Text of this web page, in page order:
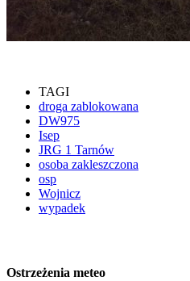
TAGI
droga zablokowana
DW975
Isep
JRG 1 Tarnów
osoba zakleszczona
osp
Wojnicz
wypadek
Ostrzeżenia meteo